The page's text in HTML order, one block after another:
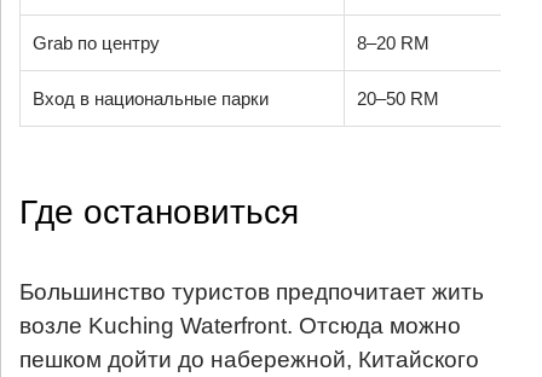
Grab по центру 8–20 RM
Вход в национальные парки 20–50 RM
Где остановиться
Большинство туристов предпочитает жить
возле Kuching Waterfront. Отсюда можно
пешком дойти до набережной, Китайского